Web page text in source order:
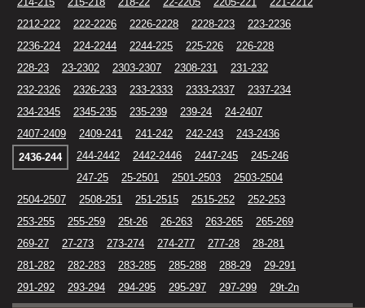
2212-222
222-2226 2226-2228 2228-223
223-2236
2236-224
224-2244 2244-225 225-226
226-228
228-23
23-2302 2303-2307 2308-231
231-232
232-2326
2326-233 233-2333 2333-2337
2337-234
234-2345
2345-235 235-239 239-24
24-2407
2407-2409
2409-241 241-242 242-243
243-2436
2436-244
244-2442 2442-2446 2447-245
245-246
247-25
25-2501 2501-2503
2503-2504
2504-2507
2508-251 251-2515 2515-252
252-253
253-255
255-259 25t-26 26-263 263-265
265-269
269-27
27-273 273-274 274-277 277-28
28-281
281-282
282-283 283-285 285-288 288-29
29-291
291-292
293-294 294-295 295-297 297-299 29t-2n